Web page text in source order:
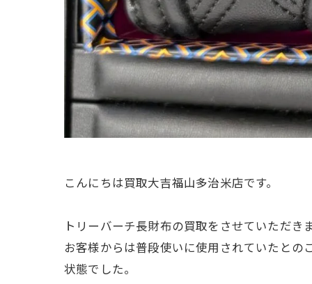
こんにちは買取大吉福山多治米店です。
トリーバーチ長財布の買取をさせていただき
お客様からは普段使いに使用されていたと
状態でした。